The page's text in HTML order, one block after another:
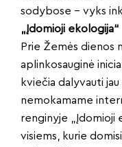
sodybose – vyks
„Įdomioji ekologija“
Prie Žemės dienos
aplinkosauginė
kviečia dalyvauti
nemokamame
renginyje „Įdomioji
visiems, kurie